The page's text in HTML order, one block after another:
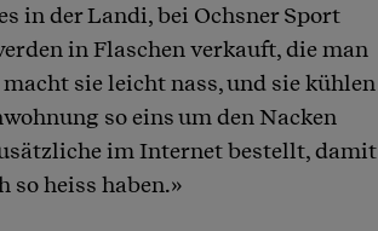
in der Landi, bei Ochsner Sport
in Flaschen verkauft, die man
sie leicht nass, und sie kühlen
so eins um den Nacken
im Internet bestellt, damit
so heiss haben.»